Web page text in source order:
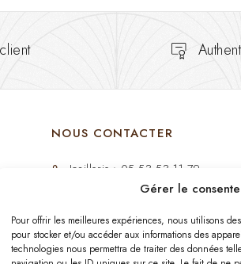
Gérer le
Pour offrir les meilleures expériences, nous utilisons
pour stocker et/ou accéder aux informations des
technologies nous permettra de traiter des données
NOUS CONTACTER
Joaillerie : 05 53 53 11 79
Mardi au Samedi: 09:00 - 19:00